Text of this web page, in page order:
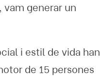
vam generar un
i estil de vida han
de 15 persones